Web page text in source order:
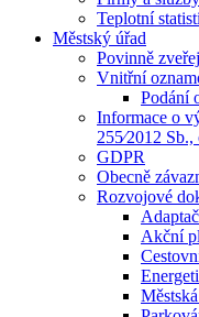
Teplotní
Městský úřad
Povinně
Vnitřní
Podání
Informace o
255⁄2012
GDPR
Obecně
Rozvojové
Akční